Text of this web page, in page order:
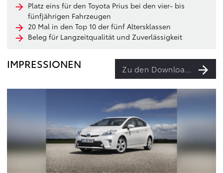
Platz eins für den Toyota Prius bei den vier- bis
fünfjährigen Fahrzeugen
20 Mal in den Top 10 der fünf Altersklassen
Beleg für Langzeitqualität und Zuverlässigkeit
IMPRESSIONEN Zu den Downloads